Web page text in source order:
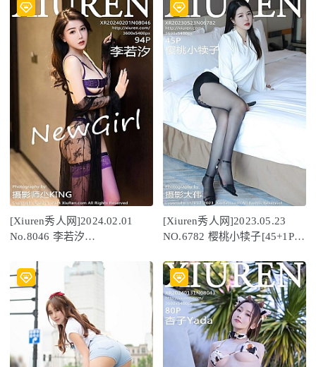
[Xiuren秀人网]2024.02.01
No.8046 李若汐
[Xiuren秀人网]2023.05.23
NO.6782 樱桃小犊子[45+1P／